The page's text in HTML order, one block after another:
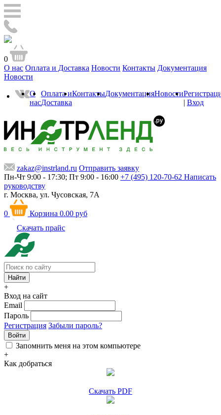
0
О нас Оплата и Доставка Новости Контакты Документация
Новости
О
нас
Оплата и
Доставка
КонтактыДокументацияНовости
| Вход
zakaz@instrland.ru Отправить заявку
Пн-Чт 9:00 - 17:30; Пт 9:00 - 16:00 +7 (495) 120-70-62 Написать
руководству
г. Москва, ул. Чусовская, 7А
0 Корзина 0.00 руб
Скачать прайс
+
Вход на сайт
Email
Пароль
Регистрация Забыли пароль?
Войти
Запомнить меня на этом компьютере
+
Как добраться
Скачать PDF